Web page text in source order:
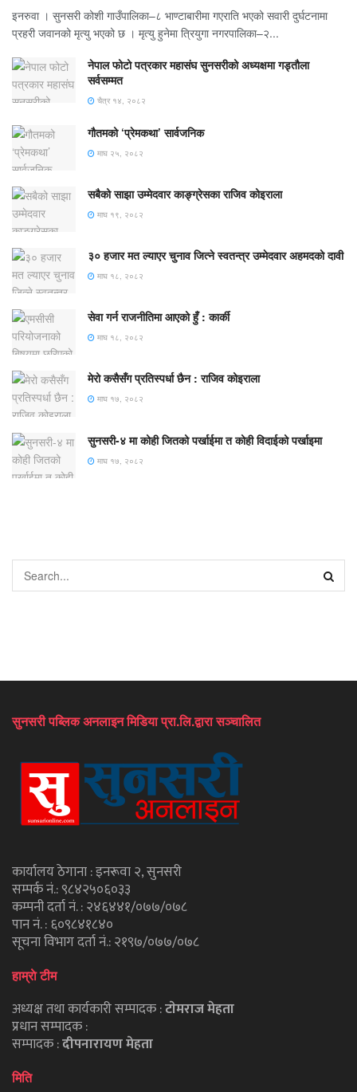
इनरुवा । सुनसरी कोशी गाउँपालिका–८ भाण्टाबारीमा गएराति भएको सवारी दुर्घटनामा
प्रहरी जवानको मृत्यु भएको छ । मृत्यु हुनेमा त्रियुगा नगरपालिका–२...
नेपाल फोटो पत्रकार महासंघ सुनसरीको अध्यक्षमा गड्ताैला
सर्वसम्मत
चैत्र १४, २०८२
गौतमको ‘प्रेमकथा’ सार्वजनिक
माघ २५, २०८२
सबैको साझा उम्मेदवार काङ्ग्रेसका राजिव कोइराला
माघ १९, २०८२
३० हजार मत ल्याएर चुनाव जित्ने स्वतन्त्र उम्मेदवार अहमदको दावी
माघ १८, २०८२
सेवा गर्न राजनीतिमा आएको हुँ : कार्की
माघ १८, २०८२
मेरो कसैसँग प्रतिस्पर्धा छैन : राजिव कोइराला
माघ १७, २०८२
सुनसरी-४ मा कोही जितको पर्खाईमा त कोही विदाईको पर्खाइमा
माघ १७, २०८२
सुनसरी पब्लिक अनलाइन मिडिया प्रा.लि.द्वारा सञ्चालित
कार्यालय ठेगाना : इनरूवा २, सुनसरी
सम्पर्क नं.: ९८४२५०६०३३
कम्पनी दर्ता नं. : २४६४४१/०७७/०७८
पान नं. : ६०९८४१८४०
सूचना विभाग दर्ता नं.: २१९७/०७७/०७८
हाम्राे टीम
अध्यक्ष तथा कार्यकारी सम्पादक :टाेमराज मेहता
प्रधान सम्पादक :
सम्पादक :दीपनारायण मेहता
मिति